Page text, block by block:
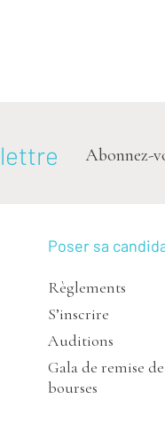
Abonnez-
Poser sa
Règlements
S’inscrire
Auditions
Gala de remise de
bourses